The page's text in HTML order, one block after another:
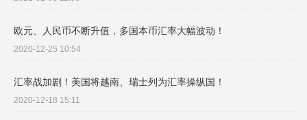
欧元、人民币不断升值，多国本币汇率大幅波动！
2020-12-25 10:54
汇率战加剧！美国将越南、瑞士列为汇率操纵国！
2020-12-18 15:11